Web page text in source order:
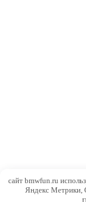
сайт bmwfun.ru
Яндекс Метрики,